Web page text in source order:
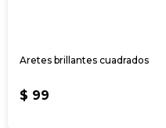
Aretes brillantes cuadrados
$ 99